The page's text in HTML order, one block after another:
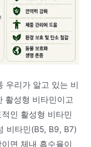
우리가 알고 있는 비
활성형 비타민이고
인 활성형 비타민
비타민(B5, B9, B7)
면 체내 흡수율이